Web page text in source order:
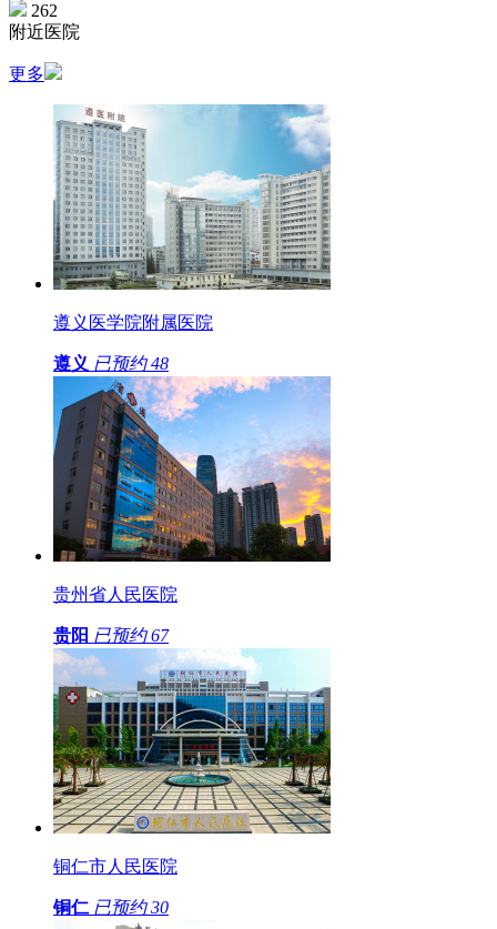
262
附近医院
更多
遵义医学院附属医院
遵义 已预约 48
贵州省人民医院
贵阳 已预约 67
铜仁市人民医院
铜仁 已预约 30